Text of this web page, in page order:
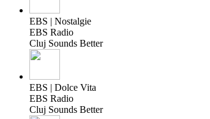
EBS | Nostalgie
EBS Radio
Cluj Sounds Better
EBS | Dolce Vita
EBS Radio
Cluj Sounds Better